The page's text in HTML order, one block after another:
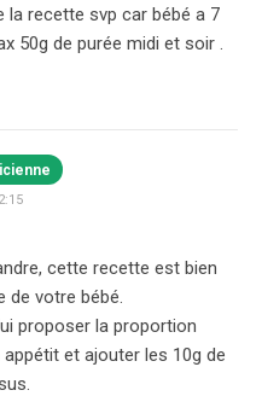
la recette svp car bébé a 7
50g de purée midi et soir .
cette recette est bien
de votre bébé.
proposer la proportion
et ajouter les 10g de